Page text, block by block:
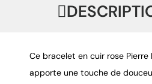
Ce bracelet en cuir rose
apporte une touche de